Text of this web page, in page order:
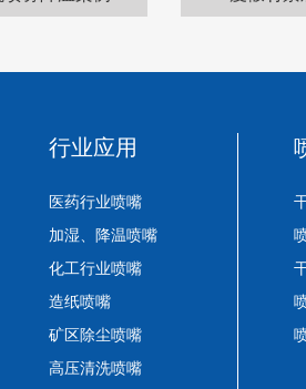
行业应用
医药行业喷嘴
加湿、降温喷嘴
化工行业喷嘴
造纸喷嘴
矿区除尘喷嘴
高压清洗喷嘴